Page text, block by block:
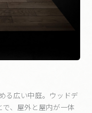
る広い中庭。ウッドデ
、屋外と屋内が一体